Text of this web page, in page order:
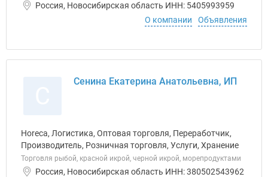
Россия, Новосибирская область ИНН: 5405993959
О компании
Объявления
Сенина Екатерина Анатольевна, ИП
Horeca, Логистика, Оптовая торговля, Переработчик,
Производитель, Розничная торговля, Услуги, Хранение
Торговля рыбой, красной икрой, черной икрой, морепродуктами
Россия, Новосибирская область ИНН: 380502543962